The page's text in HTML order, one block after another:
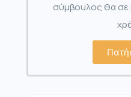
σύμβουλος θα σε